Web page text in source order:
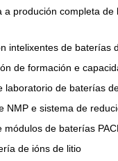
a produción completa
intelixentes de baterías
de formación e
laboratorio de baterías
NMP e sistema de
módulos de baterías
de ións de litio